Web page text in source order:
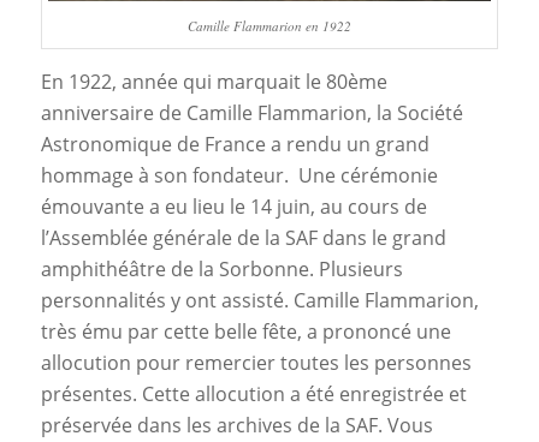
Camille Flammarion en 1922
En 1922, année qui marquait le 80ème
anniversaire de Camille Flammarion, la Société
Astronomique de France a rendu un grand
hommage à son fondateur. Une cérémonie
émouvante a eu lieu le 14 juin, au cours de
l’Assemblée générale de la SAF dans le grand
amphithéâtre de la Sorbonne. Plusieurs
personnalités y ont assisté. Camille Flammarion,
très ému par cette belle fête, a prononcé une
allocution pour remercier toutes les personnes
présentes. Cette allocution a été enregistrée et
préservée dans les archives de la SAF. Vous